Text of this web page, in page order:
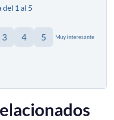
del 1 al 5
3 4 5 Muy interesante